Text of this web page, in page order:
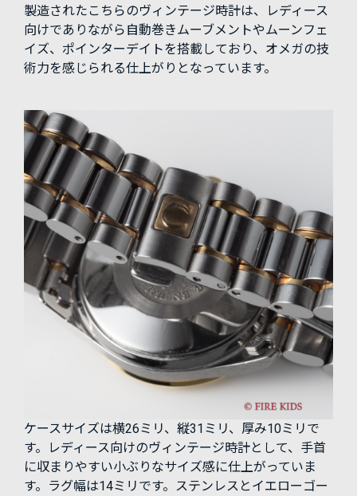
製造されたこちらのヴィンテージ時計は、レディース
向けでありながら自動巻きムーブメントやムーンフェ
イズ、ポインターデイトを搭載しており、オメガの技
術力を感じられる仕上がりとなっています。
ケースサイズは横26ミリ、縦31ミリ、厚み10ミリで
す。レディース向けのヴィンテージ時計として、手首
に収まりやすい小ぶりなサイズ感に仕上がっていま
す。ラグ幅は14ミリです。ステンレスとイエローゴー